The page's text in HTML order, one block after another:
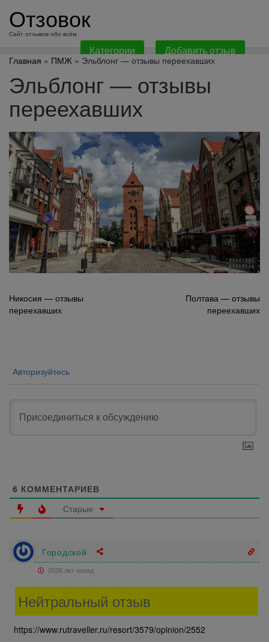
содержанию
Отзовок
Сайт отзывов обо всём
Категории Добавить отзыв
Главная » ПМЖ » Эльблонг — отзывы переехавших
Эльблонг — отзывы
переехавших
Навигация
по
Никосия — отзывы
переехавших
Полтава — отзывы
переехавших
Авторизуйтесь
6 КОММЕНТАРИЕВ
Старые
Городской
2026 лет назад
Нейтральный отзыв
https://www.rutraveller.ru/resort/3579/opinion/2552